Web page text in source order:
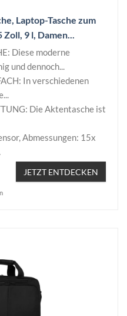
Laptop-Tasche zum
9 l, Damen...
Diese moderne
und dennoch...
In verschiedenen
Die Aktentasche ist
Abmessungen: 15x
JETZT ENTDECKEN